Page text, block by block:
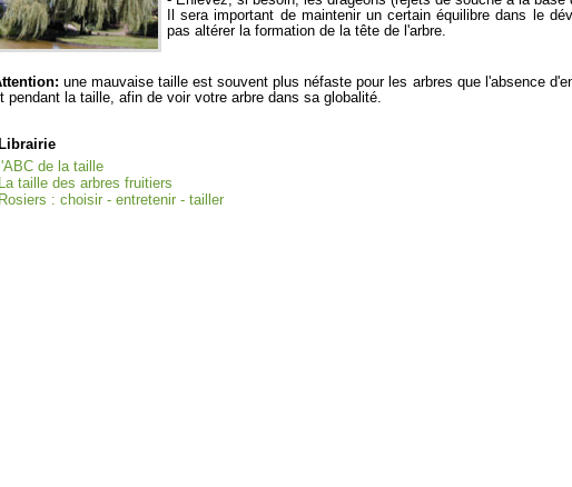
Il sera important de maintenir un certain équilibre dans le
pas altérer la formation de la tête de l'arbre.
une mauvaise taille est souvent plus néfaste pour les arbres que l'absence
pendant la taille, afin de voir votre arbre dans sa globalité.
Librairie
l'ABC de la taille
La taille des arbres fruitiers
Rosiers : choisir - entretenir - tailler